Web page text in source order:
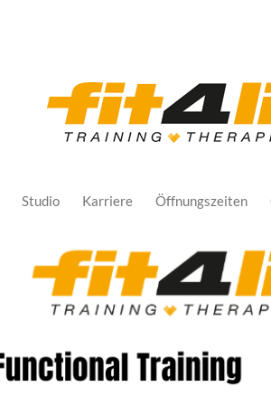
Studio Karriere Öffnungszeiten